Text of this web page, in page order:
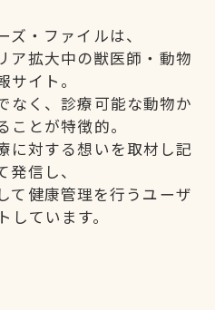
・ファイルは、
ア拡大中の獣医師・動物
サイト。
なく、診療可能な動物か
ことが特徴的。
に対する想いを取材し記
発信し、
て健康管理を行うユーザ
しています。